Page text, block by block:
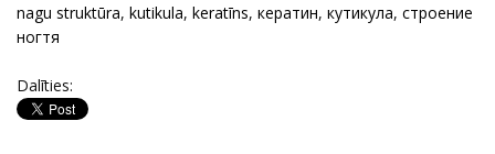
nagu struktūra, kutikula, keratīns, кератин, кутикула, строение
ногтя
Dalīties: